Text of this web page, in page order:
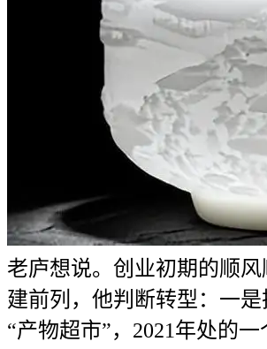
老庐想说。创业初期的顺
建前列，他判断转型：一
“产物超市”，2021年处的